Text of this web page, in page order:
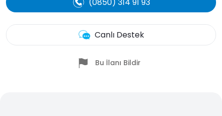
Canlı Destek
Bu İlanı Bildir